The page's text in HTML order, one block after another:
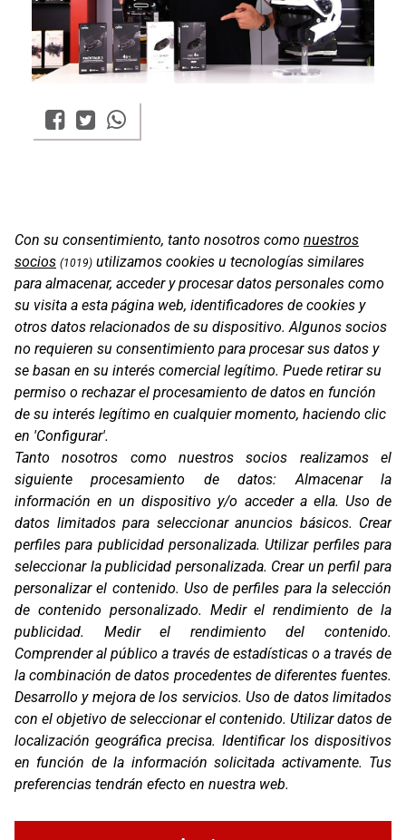
Oficinas
C/ Coneixement 5, 08850
Gavà (Barcelona)
Contacto
T. (+34) 93 638 38 60
Email:corver@corver.es
Marcas
Compañía
Blog
Contacto
FAQ
Canal Ético
Síguenos
Con su consentimiento, tanto nosotros como nuestros
socios (1019) utilizamos cookies u tecnologías similares
para almacenar, acceder y procesar datos personales como
su visita a esta página web, identificadores de cookies y
otros datos relacionados de su dispositivo. Algunos socios
no requieren su consentimiento para procesar sus datos y
se basan en su interés comercial legítimo. Puede retirar su
permiso o rechazar el procesamiento de datos en función
de su interés legítimo en cualquier momento, haciendo clic
en 'Configurar'.
Tanto nosotros como nuestros socios realizamos el
siguiente procesamiento de datos:Almacenar la
información en un dispositivo y/o acceder a ella. Uso de
datos limitados para seleccionar anuncios básicos. Crear
perfiles para publicidad personalizada.Utilizar perfiles para
seleccionar la publicidad personalizada. Crear un perfil para
personalizar el contenido. Uso de perfiles para la selección
de contenido personalizado. Medir el rendimiento de la
publicidad. Medir el rendimiento del contenido.
Comprender al público a través de estadísticas o a través de
la combinación de datos procedentes de diferentes fuentes.
Desarrollo y mejora de los servicios.Uso de datos limitados
con el objetivo de seleccionar el contenido. Utilizar datos de
localización geográfica precisa. Identificar los dispositivos
en función de la información solicitada activamente. Tus
preferencias tendrán efecto en nuestra web.